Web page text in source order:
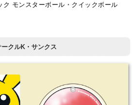
ク モンスターボール・クイックボール
クルK・サンクス